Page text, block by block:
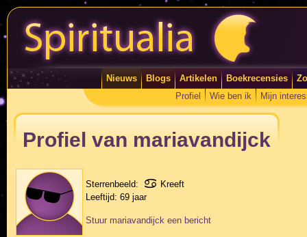
Nieuws Blogs Artikelen Boekrecensies
Profiel
Wie ben ik Mijn
Profiel van mariavandijck
Sterrenbeeld:
Kreeft
Leeftijd: 69 jaar
Stuur mariavandijck een bericht